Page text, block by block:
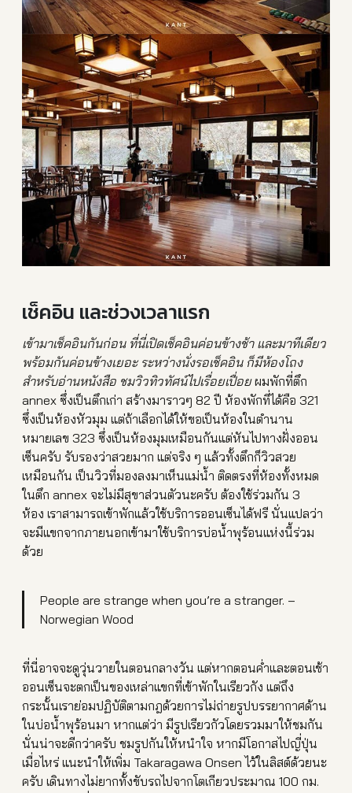
เช็คอิน และช่วงเวลาแรก
เข้ามาเช็คอินกันก่อน ที่นี่เปิดเช็คอินค่อนข้างช้า และมาทีเดียว
พร้อมกันค่อนข้างเยอะ ระหว่างนั่งรอเช็คอิน ก็มีห้องโถง
สำหรับอ่านหนังสือ ชมวิวทิวทัศน์ไปเรื่อยเปื่อย ผมพักที่ตึก
annex ซึ่งเป็นตึกเก่า สร้างมาราวๆ 82 ปี ห้องพักที่ได้คือ 321
ซึ่งเป็นห้องหัวมุม แต่ถ้าเลือกได้ให้ขอเป็นห้องในตำนาน
หมายเลข 323 ซึ่งเป็นห้องมุมเหมือนกันแต่หันไปทางฝั่งออน
เซ็นครับ รับรองว่าสวยมาก แต่จริง ๆ แล้วทั้งตึกก็วิวสวย
เหมือนกัน เป็นวิวที่มองลงมาเห็นแม่น้ำ ติดตรงที่ห้องทั้งหมด
ในตึก annex จะไม่มีสุขาส่วนตัวนะครับ ต้องใช้ร่วมกัน 3
ห้อง เราสามารถเข้าพักแล้วใช้บริการออนเซ็นได้ฟรี นั่นแปลว่า
จะมีแขกจากภายนอกเข้ามาใช้บริการบ่อน้ำพุร้อนแห่งนี้ร่วม
ด้วย
People are strange when you’re a stranger. –
Norwegian Wood
ที่นี่อาจจะดูวุ่นวายในตอนกลางวัน แต่หากตอนค่ำและตอนเช้า
ออนเซ็นจะตกเป็นของเหล่าแขกที่เข้าพักในเรียวกัง แต่ถึง
กระนั้นเราย่อมปฏิบัติตามกฎด้วยการไม่ถ่ายรูปบรรยากาศด้าน
ในบ่อน้ำพุร้อนมา หากแต่ว่า มีรูปเรียวกัวโดยรวมมาให้ชมกัน
นั่นน่าจะดีกว่าครับ ชมรูปกันให้หนำใจ หากมีโอกาสไปญี่ปุ่น
เมื่อไหร่ แนะนำให้เพิ่ม Takaragawa Onsen ไว้ในลิสต์ด้วยนะ
ครับ เดินทางไม่ยากทั้งขับรถไปจากโตเกียวประมาณ 100 กม.